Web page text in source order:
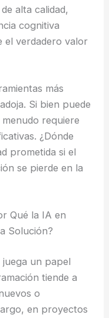
alta calidad,
cognitiva
el verdadero valor
más
Si bien puede
requiere
¿Dónde
prometida si el
se pierde en la
Qué la IA en
Solución?
juega un papel
tiende a
o
en proyectos